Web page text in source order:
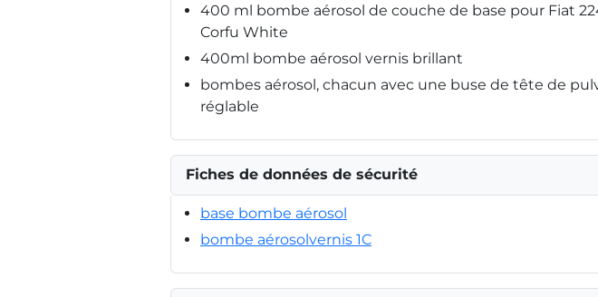
400 ml bombe aérosol de couche de base pour Fiat
Corfu White
400ml bombe aérosol vernis brillant
bombes aérosol, chacun avec une buse de tête de
réglable
Fiches de données de sécurité
base bombe aérosol
bombe aérosolvernis 1C